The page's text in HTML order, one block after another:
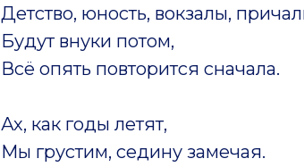
Детство, юность, вокзалы,
Будут внуки потом,
Всё опять повторится сначала.
Ах, как годы летят,
Мы грустим, седину замечая.